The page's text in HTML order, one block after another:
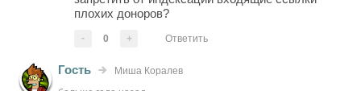
плохих доноров?
- 0 + Ответить
Гость
Миша Коралев